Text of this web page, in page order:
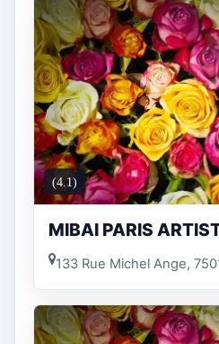
(4.1)
MIBAI PARIS
133 Rue Michel Ange,